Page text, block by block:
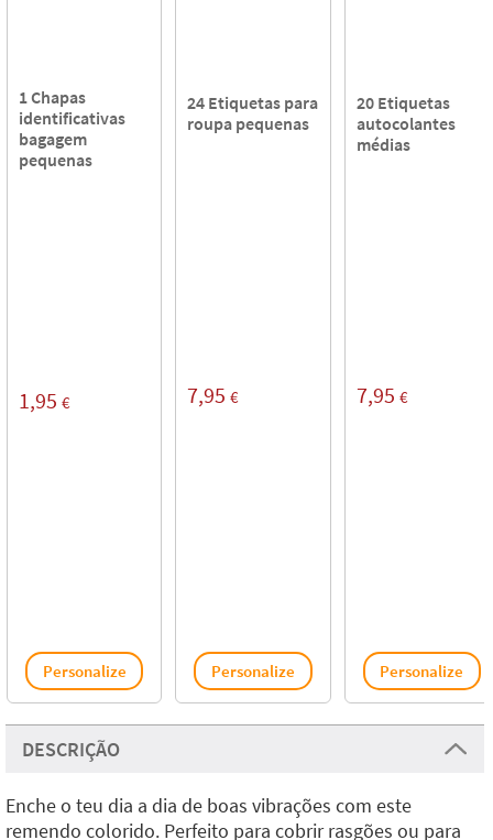
1 Chapas
identificativas
bagagem
pequenas
1,95 €
Personalize
24 Etiquetas para
roupa pequenas
7,95 €
Personalize
20 Etiquetas
autocolantes
médias
7,95 €
Personalize
DESCRIÇÃO
Enche o teu dia a dia de boas vibrações com este
remendo colorido. Perfeito para cobrir rasgões ou para